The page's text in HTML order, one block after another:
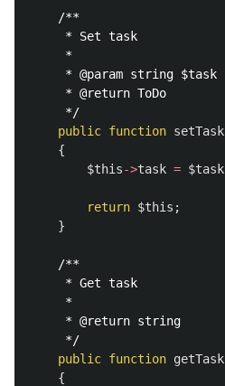
/**
     * Set task
     *
     * @param string $task
     * @return ToDo
     */
public function setTask
{
$this->task = $task
return $this ;
}
/**
     * Get task
     *
     * @return string
     */
public function getTask
{